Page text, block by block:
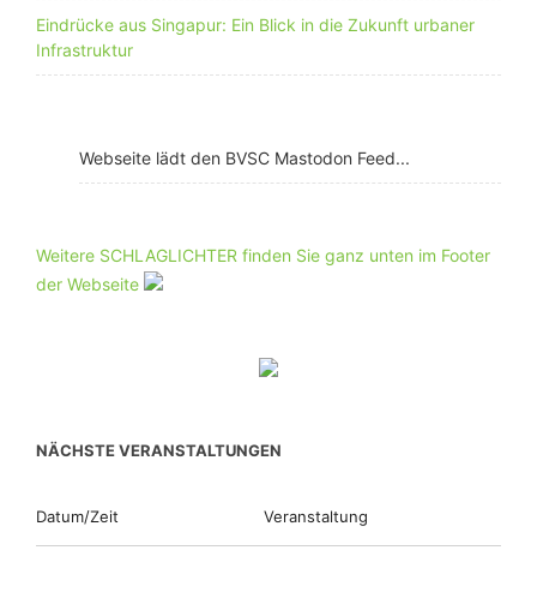
Eindrücke aus Singapur: Ein Blick in die Zukunft urbaner
Infrastruktur
Webseite lädt den BVSC Mastodon Feed...
Weitere SCHLAGLICHTER finden Sie ganz unten im Footer
der Webseite
NÄCHSTE VERANSTALTUNGEN
Datum/Zeit Veranstaltung